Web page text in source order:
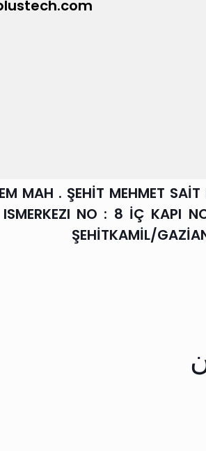
MAH . ŞEHİT MEHMET SAİT
NO : 8 İÇ KAPI
ŞEHİTKAMİL/